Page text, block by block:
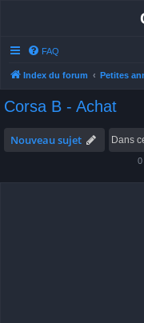
FAQ
Index du forum Petites
Corsa B - Achat
Nouveau sujet
0